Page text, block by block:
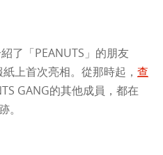
了「PEANUTS」的朋友
上首次亮相。從那時起， 查
GANG的其他成員，都在
。